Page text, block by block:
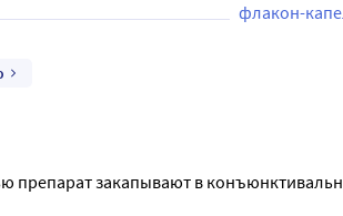
флакон-
препарат закапывают в